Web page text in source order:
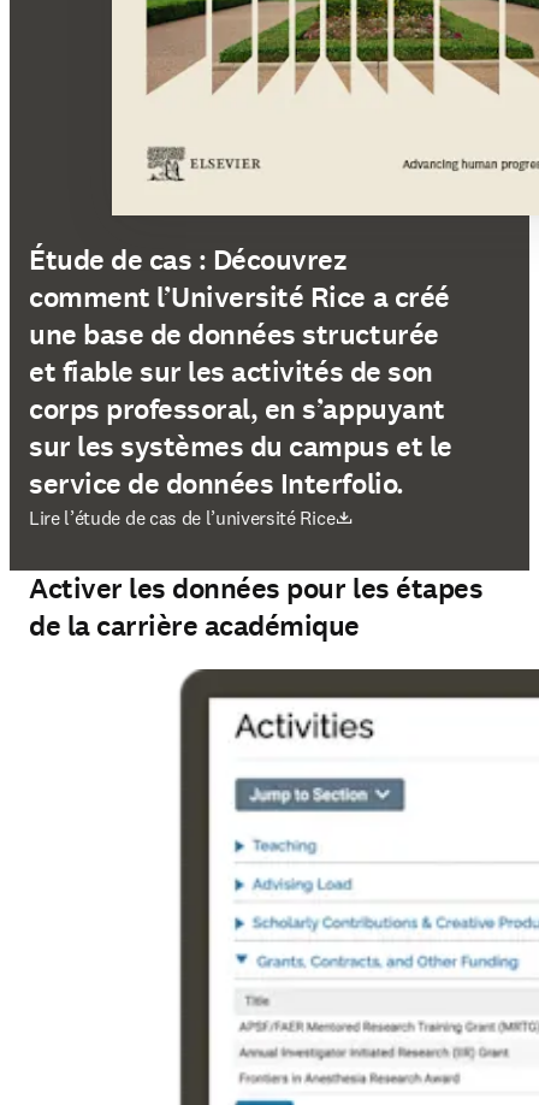
Étude de cas : Découvrez
comment l’Université Rice a créé
une base de données structurée
et fiable sur les activités de son
corps professoral, en s’appuyant
sur les systèmes du campus et le
service de données Interfolio.
Lire l’étude de cas de l’université Rice
S’ouvre dans une nouvelle fenêtre
Activer les données pour les étapes
de la carrière académique